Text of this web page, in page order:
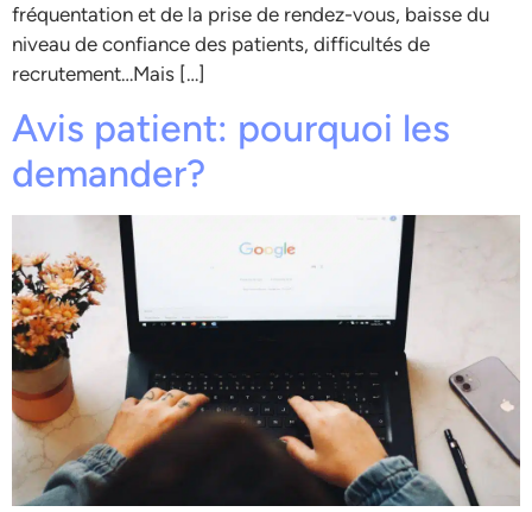
fréquentation et de la prise de rendez-vous, baisse du
niveau de confiance des patients, difficultés de
recrutement…Mais […]
Avis patient: pourquoi les
demander?